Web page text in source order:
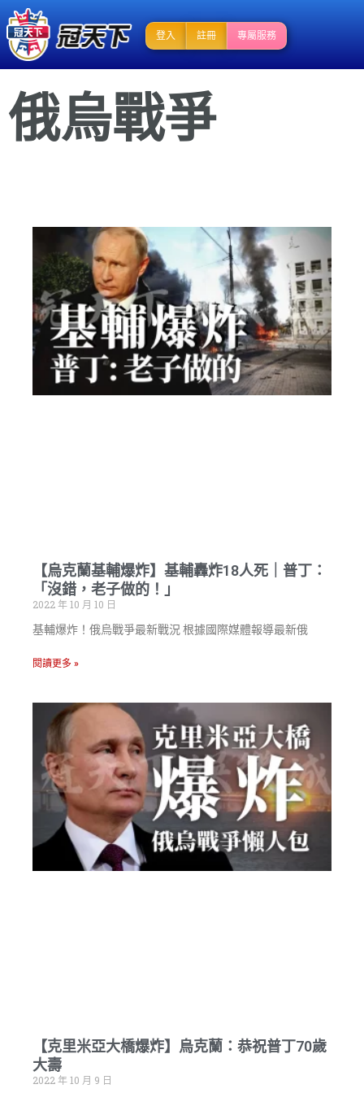
登入 註冊 專屬服務
俄烏戰爭
【烏克蘭基輔爆炸】基輔轟炸18人死｜普丁：
「沒錯，老子做的！」
2022 年 10 月 10 日
基輔爆炸！俄烏戰爭最新戰況 根據國際媒體報導最新俄
閱讀更多 »
【克里米亞大橋爆炸】烏克蘭：恭祝普丁70歲
大壽
2022 年 10 月 9 日